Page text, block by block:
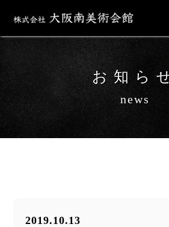
お知ら
news
2019.10.13